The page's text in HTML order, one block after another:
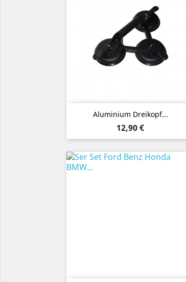
Aluminium Dreikopf...
Preis
12,90 €
Vorschau